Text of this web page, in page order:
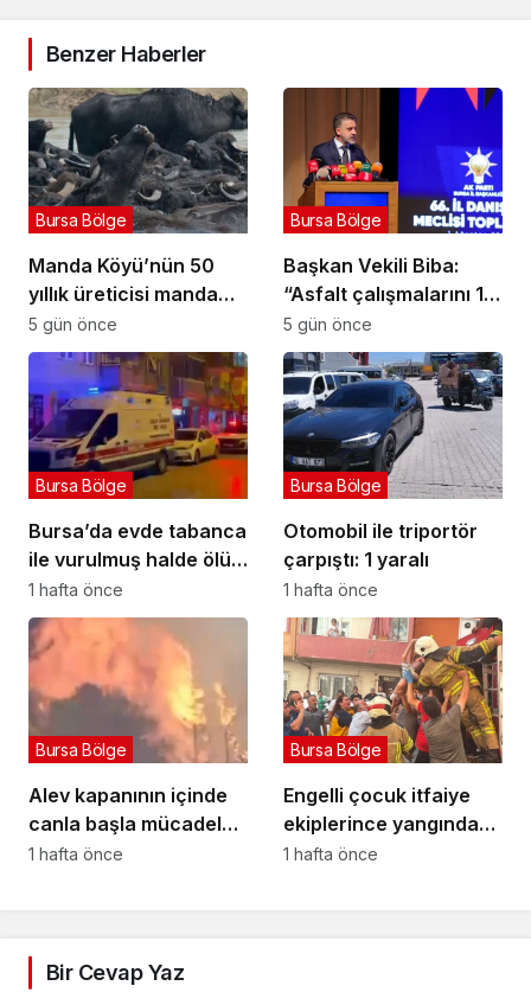
Benzer Haberler
Manda Köyü’nün 50
yıllık üreticisi manda
sucuğu ve yoğurduyla
fark oluşturdu
Bursa Bölge
5 gün önce
Başkan Vekili Biba:
“Asfalt çalışmalarını 12
kat artırdık”
Bursa Bölge
5 gün önce
Bursa’da evde tabanca
ile vurulmuş halde ölü
bulundu
Bursa Bölge
1 hafta önce
Otomobil ile triportör
çarpıştı: 1 yaralı
Bursa Bölge
1 hafta önce
Alev kapanının içinde
canla başla mücadele
ettiler:
Bursa Bölge
1 hafta önce
Engelli çocuk itfaiye
ekiplerince yangından
kurtarıldı
Bursa Bölge
1 hafta önce
Bir Cevap Yaz